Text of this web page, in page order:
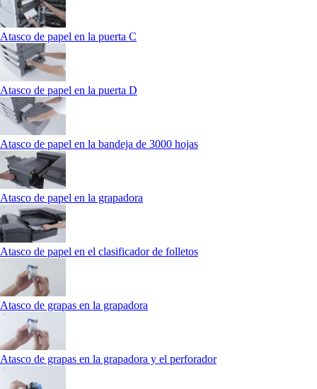
Atasco de papel en la puerta C
Atasco de papel en la puerta D
Atasco de papel en la bandeja de 3000 hojas
Atasco de papel en la grapadora
Atasco de papel en el clasificador de folletos
Atasco de grapas en la grapadora
Atasco de grapas en la grapadora y el perforador